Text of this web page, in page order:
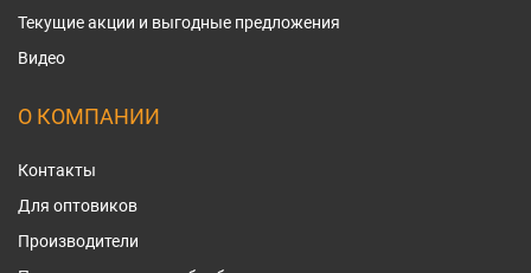
Текущие акции и выгодные предложения
Видео
О КОМПАНИИ
Контакты
Для оптовиков
Производители